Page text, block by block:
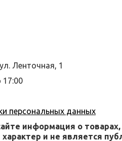
Ленточная, 1
персональных данных
информация о
и не является